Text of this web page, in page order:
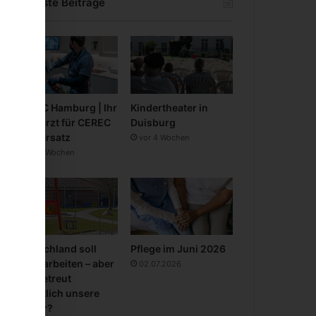
CEREC Hamburg | Ihr
Zahnarzt für CEREC
Zahnersatz
vor 3 Wochen
Kindertheater in
Duisburg
vor 4 Wochen
Deutschland soll
mehr arbeiten – aber
wer betreut
eigentlich unsere
Kinder?
Pflege im Juni 2026
02.07.2026